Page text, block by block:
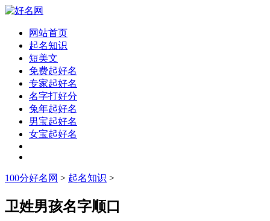
网站首页
起名知识
短美文
免费起好名
专家起好名
名字打好分
兔年起好名
男宝起好名
女宝起好名
100分好名网 > 起名知识 >
卫姓男孩名字顺口